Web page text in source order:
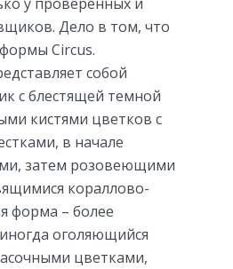
Дело в том, что
Circus.
собой
с блестящей темной
кистями цветков с
в начале
затем розовеющими
кораллово-
форма – более
оголяющийся
цветками,